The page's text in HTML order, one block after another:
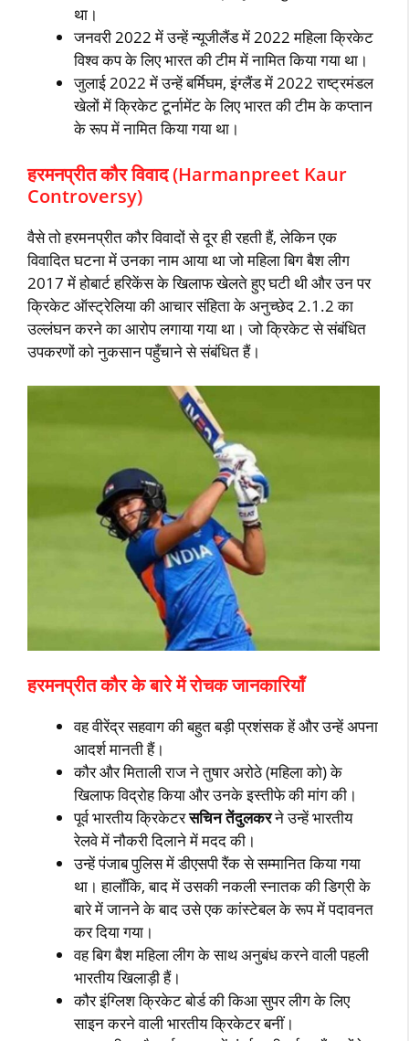
था।
जनवरी 2022 में उन्‍हें न्‍यूजीलैंड में 2022 महिला क्रिकेट
विश्‍व कप के लिए भारत की टीम में नामित किया गया था।
जुलाई 2022 में उन्‍हें बर्मिघम, इंग्‍लैंड में 2022 राष्‍ट्रमंडल
खेलों में क्रिकेट टूर्नामेंट के लिए भारत की टीम के कप्‍तान
के रूप में नामित किया गया था।
हरमनप्रीत कौर विवाद (Harmanpreet Kaur
Controversy)
वैसे तो हरमनप्रीत कौर विवादों से दूर ही रहती हैं, लेकिन एक
विवादित घटना में उनका नाम आया था जो महिला बिग बैश लीग
2017 में होबार्ट हरिकेंस के खिलाफ खेलते हुए घटी थी और उन पर
क्रिकेट ऑस्‍ट्रेलिया की आचार संहिता के अनुच्‍छेद 2.1.2 का
उल्‍लंघन करने का आरोप लगाया गया था। जो क्रिकेट से संबंधित
उपकरणों को नुकसान पहुँचाने से संबंधित हैं।
हरमनप्रीत कौर के बारे में रोचक जानकारियॉं
वह वीरेंद्र सहवाग की बहुत बड़ी प्रशंसक हें और उन्‍हें अपना
आदर्श मानती हैं।
कौर और मिताली राज ने तुषार अरोठे (महिला को) के
खिलाफ विद्रोह किया और उनके इस्‍तीफे की मांग की।
पूर्व भारतीय क्रिकेटरसचिन तेंदुलकरने उन्‍हें भारतीय
रेलवे में नौकरी दिलाने में मदद की।
उन्‍हें पंजाब पुलिस में डीएसपी रैंक से सम्‍मानित किया गया
था। हालॉंकि, बाद में उसकी नकली स्‍नातक की डिग्री के
बारे में जानने के बाद उसे एक कांस्‍टेबल के रूप में पदावनत
कर दिया गया।
वह बिग बैश महिला लीग के साथ अनुबंध करने वाली पहली
भारतीय खिलाड़ी हैं।
कौर इंग्लिश क्रिकेट बोर्ड की किआ सुपर लीग के लिए
साइन करने वाली भारतीय क्रिकेटर बनीं।